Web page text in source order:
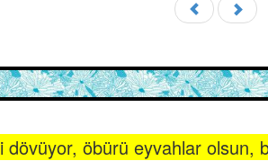
öbürü eyvahlar olsun,